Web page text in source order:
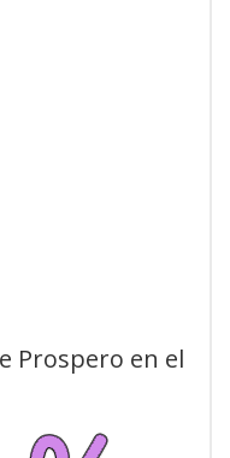
Prospero en el